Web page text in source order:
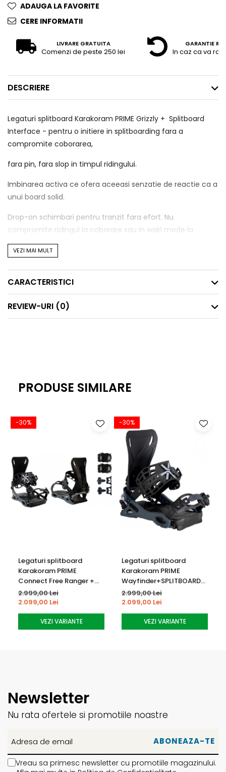
ADAUGA LA FAVORITE
CERE INFORMATII
LIVRARE GRATUITA
Comenzi de peste 250 lei
GARANTIE
In caz ca va
DESCRIERE
Legaturi splitboard Karakoram PRIME Grizzly + Splitboard
Interface - pentru o initiere in splitboarding fara a
compromite coborarea,
fara pin, fara slop in timpul ridingului.
Imbinarea activa ce ofera aceeasi senzatie de reactie ca a
unui board solid.
Drop-on schimbari pentru tranzit fara efort. Nu
compromite ridingul la coborare sau in wakl mode la
urcare. O legatura karakoram la un pret accesibil … pentru
powderul adevarat nu mai este necesar skiliftul.
Performanta Karakoram aduce un plus de inovare atat
pentru snowbaordurile solide cat si pe splitboard, prin
tehnologia activa a imbinarii. Uita de suruburi si bucura-te
Raspuns instant
fiind cea mai receptive conexie pentru snowboard si
VEZI MAI MULT
CARACTERISTICI
REVIEW-URI (0)
PRODUSE SIMILARE
-30%
Legaturi splitboard
Karakoram PRIME
Connect Free Ranger +
Splitboard Interface
2.999,00 Lei
2.099,00 Lei
VEZI VARIANTE
-30%
Legaturi splitboard
Karakoram PRIME
Wayfinder+SPLITBOARD
INTERGACE
2.999,00 Lei
2.099,00 Lei
VEZI VARIANTE
Newsletter
Nu rata ofertele si promotiile noastre
Vreau sa primesc newsletter cu promotiile magazinului.